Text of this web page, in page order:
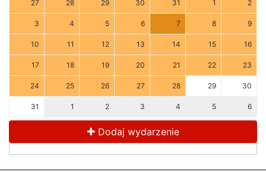
27 28 29 30 31 1 2
3 4 5 6 7 8 9
10 11 12 13 14 15 16
17 18 19 20 21 22 23
24 25 26 27 28 29 30
31 1 2 3 4 5 6
Dodaj wydarzenie